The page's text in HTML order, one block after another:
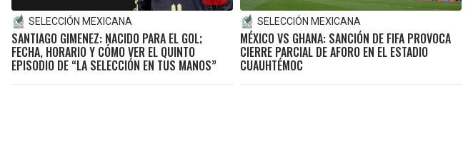
SELECCIÓN MEXICANA
SANTIAGO GIMENEZ: NACIDO PARA EL GOL;
FECHA, HORARIO Y CÓMO VER EL QUINTO
EPISODIO DE “LA SELECCIÓN EN TUS MANOS”
SELECCIÓN MEXICANA
MÉXICO VS GHANA: SANCIÓN DE FIFA PROVOCA
CIERRE PARCIAL DE AFORO EN EL ESTADIO
CUAUHTÉMOC